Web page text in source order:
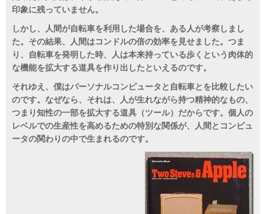
印象に残っていません。
しかし、人間が自転車を利用した場合を、ある人が考察しまし
た。その結果、人間はコンドルの倍の効率を見せました。つま
り、自転車を発明した時、人は本来持っている歩くという肉体的
な機能を拡大する道具を作り出したといえるのです。
それゆえ、僕はパーソナルコンピュータと自転車とを比較したい
のです。なぜなら、それは、人が生れながら持つ精神的なもの、
つまり知性の一部を拡大する道具（ツール）だからです。個人の
レベルでの生産性を高めるための特別な関係が、人間とコンピュ
ータの関わりの中で生まれるのです。